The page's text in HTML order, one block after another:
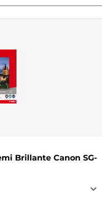
Brillante Canon SG-